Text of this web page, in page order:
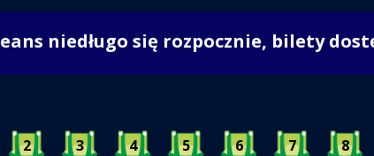
Seans niedługo się rozpocznie, bilety
2 3 4 5 6 7 8